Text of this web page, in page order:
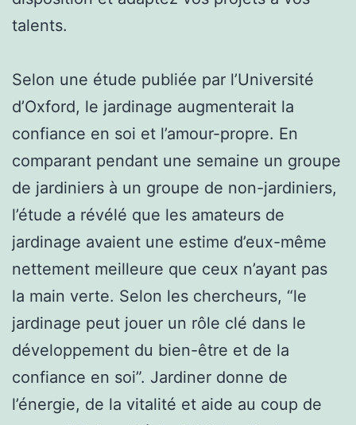
talents.
Selon une étude publiée par l’Université
d’Oxford, le jardinage augmenterait la
confiance en soi et l’amour-propre. En
comparant pendant une semaine un groupe
de jardiniers à un groupe de non-jardiniers,
l’étude a révélé que les amateurs de
jardinage avaient une estime d’eux-même
nettement meilleure que ceux n’ayant pas
la main verte. Selon les chercheurs, “le
jardinage peut jouer un rôle clé dans le
développement du bien-être et de la
confiance en soi”. Jardiner donne de
l’énergie, de la vitalité et aide au coup de